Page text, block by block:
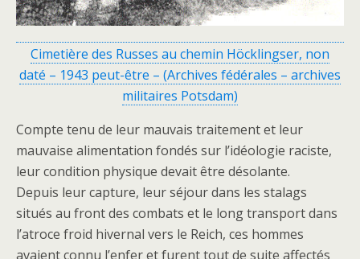
Cimetière des Russes au chemin Höcklingser, non
daté – 1943 peut-être – (Archives fédérales – archives
militaires Potsdam)
Compte tenu de leur mauvais traitement et leur
mauvaise alimentation fondés sur l’idéologie raciste,
leur condition physique devait être désolante.
Depuis leur capture, leur séjour dans les stalags
situés au front des combats et le long transport dans
l’atroce froid hivernal vers le Reich, ces hommes
avaient connu l’enfer et furent tout de suite affectés